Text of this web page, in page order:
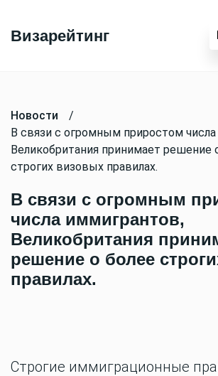
Визарейтинг
Новости
/
В связи с огромным приростом
Великобритания принимает решение
строгих визовых правилах.
В связи с огромным
числа иммигрантов,
Великобритания
решение о более
правилах.
Строгие иммиграционные